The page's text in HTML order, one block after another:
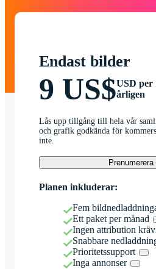
Endast bilder
9 US$USD per
årligen
Lås upp tillgång till hela vår
och grafik godkända för
inte.
Prenumerera
Planen inkluderar:
Fem
Ett paket per månad
Ingen attribution
Snabbare
Prioritetssupport
Inga annonser